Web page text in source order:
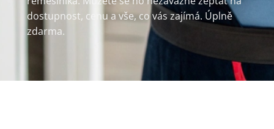
dostupnost, cenu a vše, co vás zajímá. Úplně
zdarma.